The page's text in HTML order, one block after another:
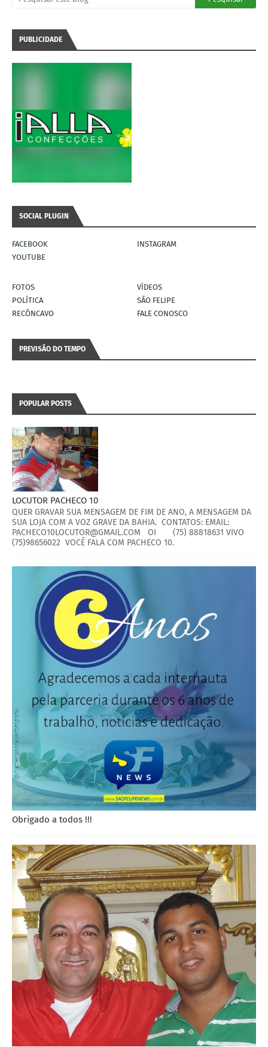
PUBLICIDADE
SOCIAL PLUGIN
FACEBOOK
INSTAGRAM
YOUTUBE
FOTOS
VÍDEOS
POLÍTICA
SÃO FELIPE
RECÔNCAVO
FALE CONOSCO
PREVISÃO DO TEMPO
POPULAR POSTS
LOCUTOR PACHECO 10
QUER GRAVAR SUA MENSAGEM DE FIM DE ANO, A MENSAGEM DA
SUA LOJA COM A VOZ GRAVE DA BAHIA. CONTATOS: EMAIL:
PACHECO10LOCUTOR@GMAIL.COM OI (75) 88818631 VIVO
(75)98656022 VOCÊ FALA COM PACHECO 10.
Obrigado a todos !!!